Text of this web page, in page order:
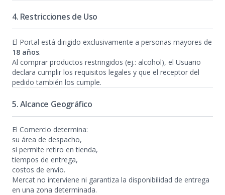
4. Restricciones de Uso
El Portal está dirigido exclusivamente a personas mayores de
18 años.
Al comprar productos restringidos (ej.: alcohol), el Usuario
declara cumplir los requisitos legales y que el receptor del
pedido también los cumple.
5. Alcance Geográfico
El Comercio determina:
su área de despacho,
si permite retiro en tienda,
tiempos de entrega,
costos de envío.
Mercat no interviene ni garantiza la disponibilidad de entrega
en una zona determinada.